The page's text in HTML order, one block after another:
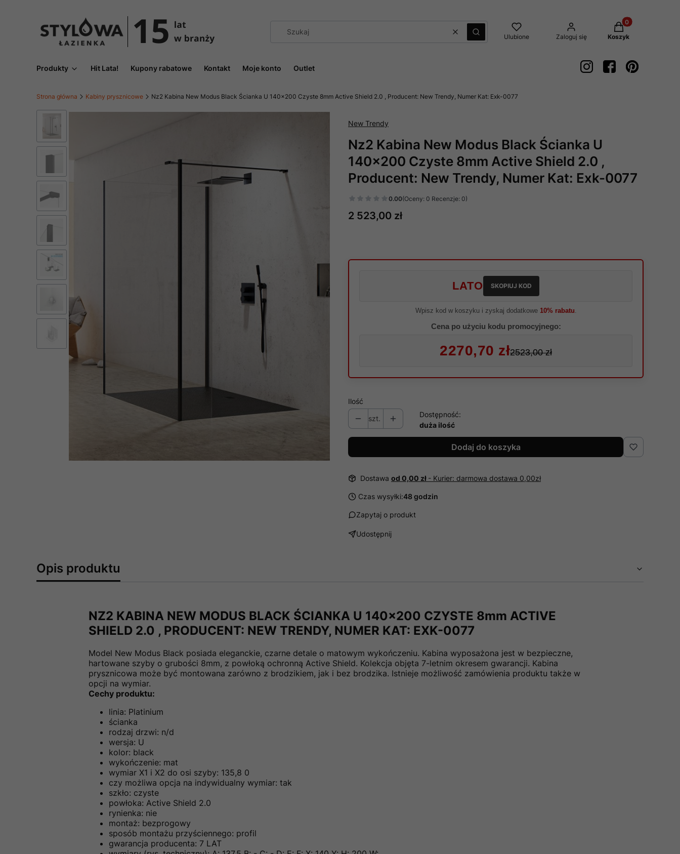
WyczyśćSzukaj Ulubione Zaloguj się
Produkty w
Koszyk
Produkty Hit Lata! Kupony rabatowe Kontakt Moje konto Outlet
Strona główna Kabiny prysznicowe Nz2 Kabina New Modus Black Ścianka U 140x200 Czyste 8mm Active Shield 2.0 , Producent: New Trendy, Numer Kat: Exk-0077
New Trendy
Nz2 Kabina New Modus Black Ścianka U
140x200 Czyste 8mm Active Shield 2.0 ,
Producent: New Trendy, Numer Kat: Exk-0077
0.00(Oceny: 0 Recenzje: 0)
Cena
2 523,00 zł
LATO SKOPIUJ KOD
Wpisz kod w koszyku i zyskaj dodatkowe 10% rabatu.
Cena po użyciu kodu promocyjnego:
2270,70 zł2523,00 zł
Ilość
szt.
Dostępność:
duża ilość
Dodaj do koszyka
Dostawa od 0,00 zł - Kurier: darmowa dostawa 0,00zł
Czas wysyłki:48 godzin
Zapytaj o produkt
Udostępnij
Opis produktu
NZ2 KABINA NEW MODUS BLACK ŚCIANKA U 140x200 CZYSTE 8mm ACTIVE
SHIELD 2.0 , PRODUCENT: NEW TRENDY, NUMER KAT: EXK-0077
Model New Modus Black posiada eleganckie, czarne detale o matowym wykończeniu. Kabina wyposażona jest w bezpieczne,
hartowane szyby o grubości 8mm, z powłoką ochronną Active Shield. Kolekcja objęta 7-letnim okresem gwarancji. Kabina
prysznicowa może być montowana zarówno z brodzikiem, jak i bez brodzika. Istnieje możliwość zamówienia produktu także w
opcji na wymiar.
Cechy produktu:
linia: Platinium
ścianka
rodzaj drzwi: n/d
wersja: U
kolor: black
wykończenie: mat
wymiar X1 i X2 do osi szyby: 135,8 0
czy możliwa opcja na indywidualny wymiar: tak
szkło: czyste
powłoka: Active Shield 2.0
rynienka: nie
montaż: bezprogowy
sposób montażu przyściennego: profil
gwarancja producenta: 7 LAT